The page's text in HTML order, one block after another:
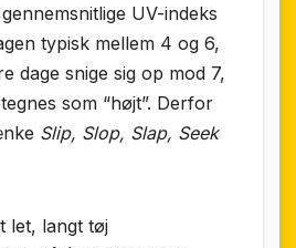
UV-indeks
typisk mellem 4 og 6,
dage snige sig op mod 7,
som “højt”. Derfor
Slip, Slop, Slap, Seek
let, langt tøj